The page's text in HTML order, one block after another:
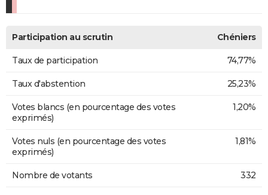
Participation au scrutin Chéniers
Taux de participation 74,77%
Taux d'abstention 25,23%
Votes blancs (en pourcentage des votes
exprimés)
1,20%
Votes nuls (en pourcentage des votes
exprimés)
1,81%
Nombre de votants 332